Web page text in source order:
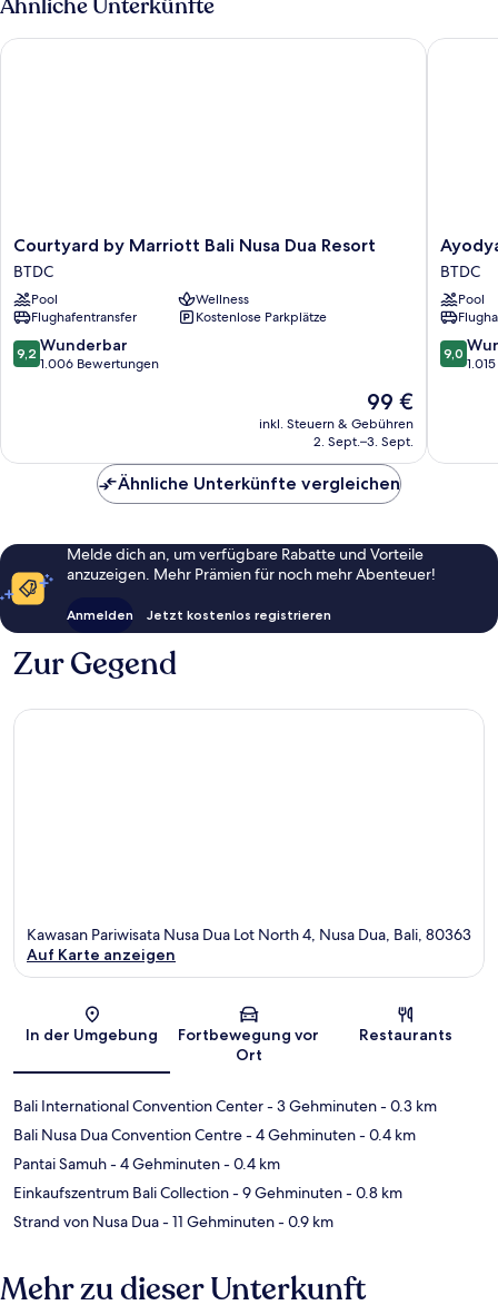
Courtyard
by
Marriott
Bali
Nusa
Dua
Resort
Courtyard by Marriott Bali Nusa Dua Resort
BTDC
Pool
Wellness
Flughafentransfer
Kostenlose Parkplätze
9.2
von
9,2 Wunderbar
1.006 Bewertungen
Der
Preis
beträgt
99 €
inkl. Steuern & Gebühren
2. Sept.–3. Sept.
Courtyard by Marriott Bali Nusa Dua Resort
Ayodya
Resort
Bali
BTDC
BTDC
Pool
9.0
von
9,0
Ayodya
Ähnliche Unterkünfte vergleichen
Melde dich an, um verfügbare Rabatte und Vorteile
anzuzeigen. Mehr Prämien für noch mehr Abenteuer!
Anmelden Jetzt kostenlos registrieren
Zur Gegend
Karte
Kawasan Pariwisata Nusa Dua Lot North 4, Nusa Dua, Bali, 80363
Auf Karte anzeigen
In der Umgebung
Fortbewegung vor
Ort
Restaurants
Bali International Convention Center- 3 Gehminuten- 0.3 km
Bali Nusa Dua Convention Centre- 4 Gehminuten- 0.4 km
Pantai Samuh- 4 Gehminuten- 0.4 km
Einkaufszentrum Bali Collection- 9 Gehminuten- 0.8 km
Strand von Nusa Dua- 11 Gehminuten- 0.9 km
Mehr zu dieser Unterkunft